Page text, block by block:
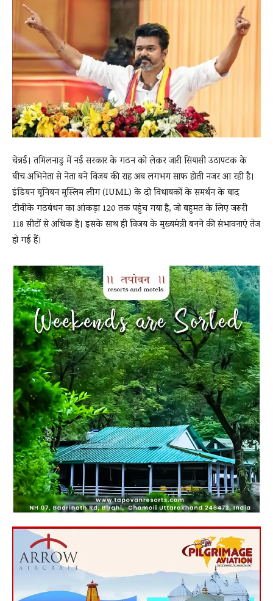
Breaking
News
LIVE
चेन्नई। तमिलनाडु में नई सरकार के गठन को लेकर जारी सियासी उठापटक के
बीच अभिनेता से नेता बने विजय की राह अब लगभग साफ होती नजर आ रही है।
इंडियन यूनियन मुस्लिम लीग (IUML) के दो विधायकों के समर्थन के बाद
टीवीके गठबंधन का आंकड़ा 120 तक पहुंच गया है, जो बहुमत के लिए जरूरी
118 सीटों से अधिक है। इसके साथ ही विजय के मुख्यमंत्री बनने की संभावनाएं तेज
हो गई हैं।